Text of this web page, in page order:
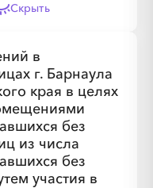
Скрыть
в
г. Барнаула
края в целях
без
из числа
без
участия в